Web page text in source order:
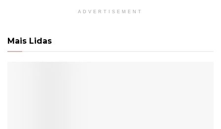
ADVERTISEMENT
Mais Lidas